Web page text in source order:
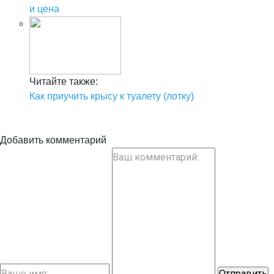
и цена
Читайте также:
Как приучить крысу к туалету (лотку)
Добавить комментарий